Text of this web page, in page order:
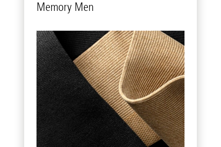
Me­mo­ry Men